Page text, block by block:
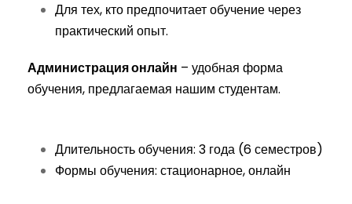
Для тех, кто предпочитает обучение через
практический опыт.
Администрация онлайн – удобная форма
обучения, предлагаемая нашим студентам.
Длительность обучения: 3 года (6 семестров)
Формы обучения: стационарное, онлайн